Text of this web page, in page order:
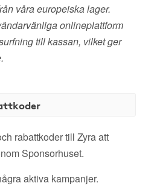
våra europeiska lager.
onlineplattform
till kassan, vilket ger
rabattkoder till Zyra att
Sponsorhuset.
aktiva kampanjer.